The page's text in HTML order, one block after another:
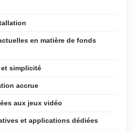
en matière de fonds
simplicité
accrue
aux jeux vidéo
et applications dédiées